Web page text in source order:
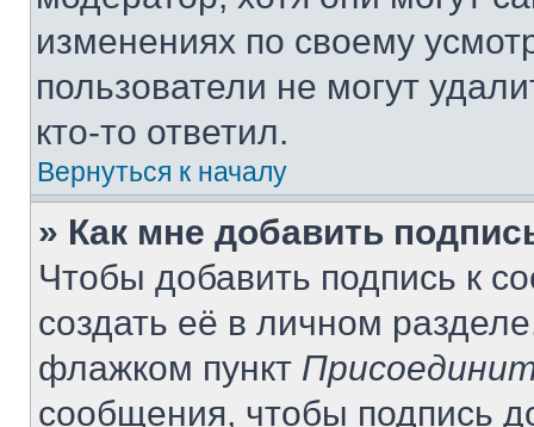
изменениях по своему
пользователи не могут
кто-то ответил.
Вернуться к началу
» Как мне добавить
Чтобы добавить подпись к
создать её в личном
флажком пункт
сообщения, чтобы подпись